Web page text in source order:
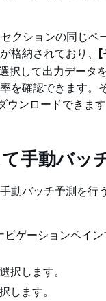
セクションの同じペ
格納されており、 [
択して出力データ
を確認できます。
ンロードできます
手動バッ
動バッチ予測を行
ゲーションペイン
択します。
します。